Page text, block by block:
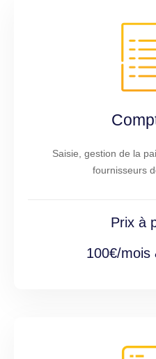
Saisie, gestion de la
fournisseurs
Prix à
100€/mois